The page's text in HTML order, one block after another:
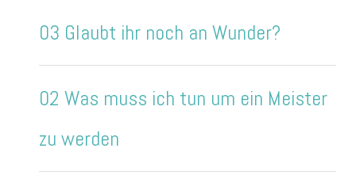
03 Glaubt ihr noch an Wunder?
02 Was muss ich tun um ein Meister
zu werden